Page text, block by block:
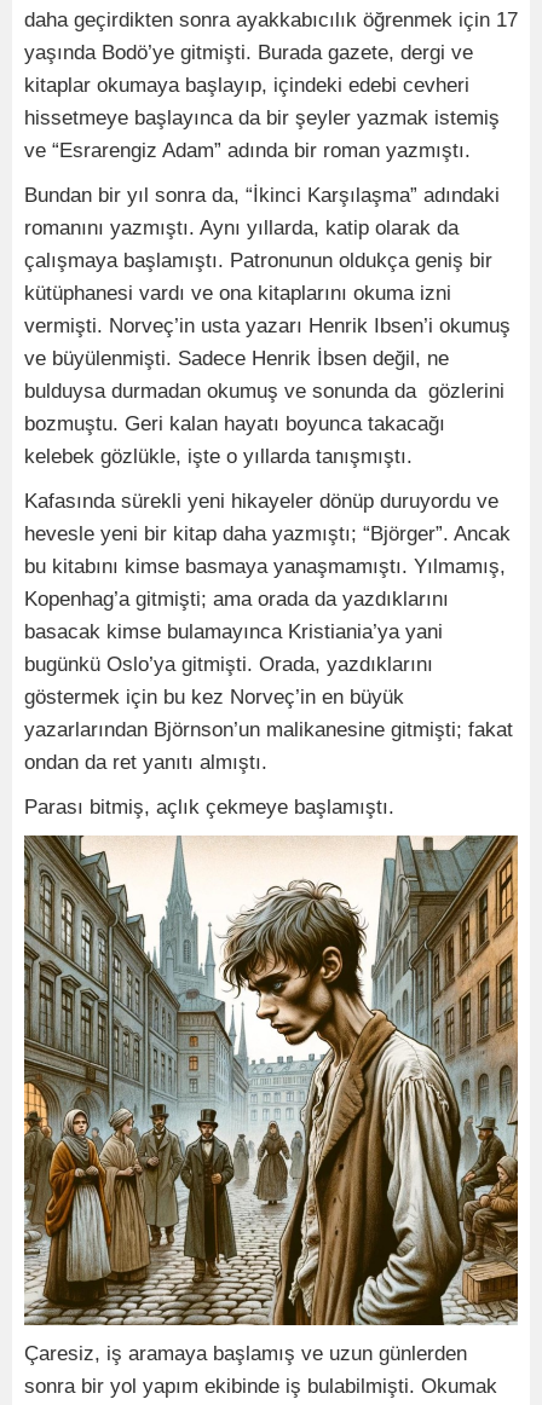
daha geçirdikten sonra ayakkabıcılık öğrenmek için 17
yaşında Bodö’ye gitmişti. Burada gazete, dergi ve
kitaplar okumaya başlayıp, içindeki edebi cevheri
hissetmeye başlayınca da bir şeyler yazmak istemiş
ve “Esrarengiz Adam” adında bir roman yazmıştı.
Bundan bir yıl sonra da, “İkinci Karşılaşma” adındaki
romanını yazmıştı. Aynı yıllarda, katip olarak da
çalışmaya başlamıştı. Patronunun oldukça geniş bir
kütüphanesi vardı ve ona kitaplarını okuma izni
vermişti. Norveç’in usta yazarı Henrik Ibsen’i okumuş
ve büyülenmişti. Sadece Henrik İbsen değil, ne
bulduysa durmadan okumuş ve sonunda da gözlerini
bozmuştu. Geri kalan hayatı boyunca takacağı
kelebek gözlükle, işte o yıllarda tanışmıştı.
Kafasında sürekli yeni hikayeler dönüp duruyordu ve
hevesle yeni bir kitap daha yazmıştı; “Björger”. Ancak
bu kitabını kimse basmaya yanaşmamıştı. Yılmamış,
Kopenhag’a gitmişti; ama orada da yazdıklarını
basacak kimse bulamayınca Kristiania’ya yani
bugünkü Oslo’ya gitmişti. Orada, yazdıklarını
göstermek için bu kez Norveç’in en büyük
yazarlarından Björnson’un malikanesine gitmişti; fakat
ondan da ret yanıtı almıştı.
Parası bitmiş, açlık çekmeye başlamıştı.
Çaresiz, iş aramaya başlamış ve uzun günlerden
sonra bir yol yapım ekibinde iş bulabilmişti. Okumak